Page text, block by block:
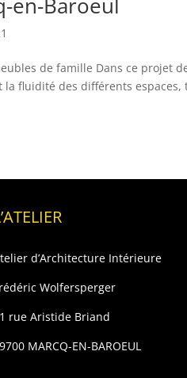
de famille Dans ce projet
fluidité des différents
d’Architecture Intérieure
Wolfersperger
rue Aristide Briand
MARCQ-EN-BAROEUL